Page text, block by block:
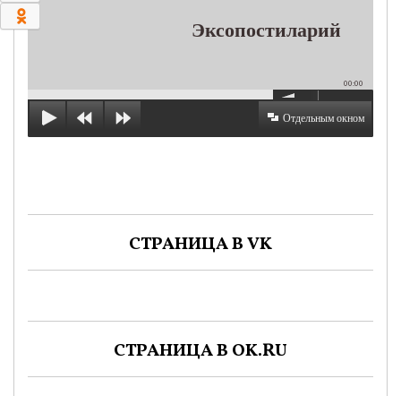
Эксопостиларий
00:00
Отдельным окном
СТРАНИЦА В VK
СТРАНИЦА В OK.RU